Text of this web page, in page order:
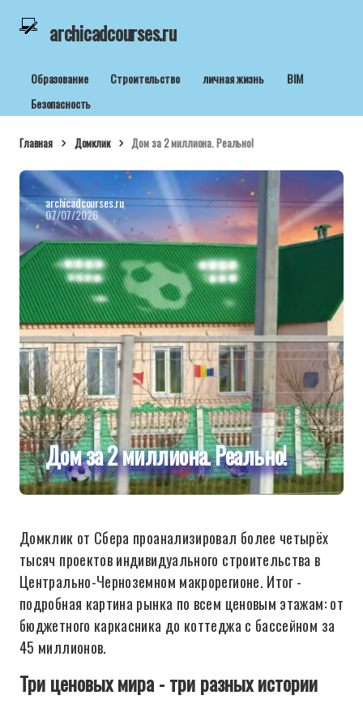
archicadcourses.ru
Образование Строительство личная жизнь
BIM
Безопасность
Главная Домклик Дом за 2 миллиона. Реально!
archicadcourses.ru
07/07/2026
Дом за 2 миллиона. Реально!
Домклик от Сбера проанализировал более четырёх
тысяч проектов индивидуального строительства в
Центрально-Черноземном макрорегионе. Итог -
подробная картина рынка по всем ценовым этажам: от
бюджетного каркасника до коттеджа с бассейном за
45 миллионов.
Три ценовых мира - три разных истории